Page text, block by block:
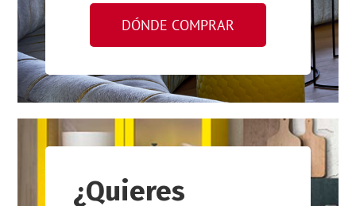
DÓNDE COMPRAR
¿Quieres